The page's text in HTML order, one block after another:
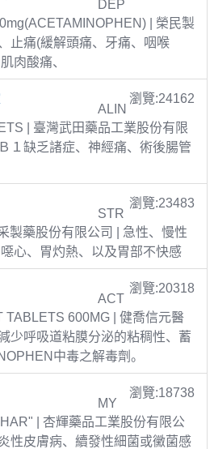
DEP
| 榮民製
止痛(緩解頭痛、牙痛、咽喉
肉酸痛、
瀏覽:24162
ALIN
| 臺灣武田藥品工業股份有限
１缺乏諸症、神經痛、術後腸管
瀏覽:23483
STR
製藥股份有限公司 | 急性、慢性
心、胃灼熱、以及胃部不快感
瀏覽:20318
ACT
TABLETS 600MG | 健喬信元醫
少呼吸道粘膜分泌的粘稠性、蓄
中毒之解毒劑。
瀏覽:18738
MY
| 杏輝藥品工業股份有限公
性皮膚病、續發性細菌或黴菌感